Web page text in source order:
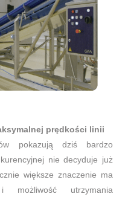
prędkości linii
pokazują dziś bardzo
nie decyduje już
większe znaczenie ma
możliwość utrzymania